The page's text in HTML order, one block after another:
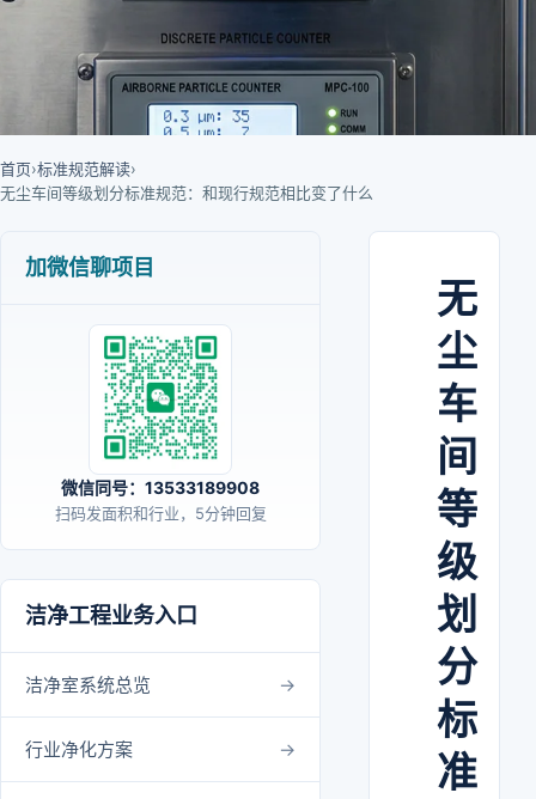
首页›标准规范解读›
无尘车间等级划分标准规范：和现行规范相比变了什么
加微信聊项目
微信同号：13533189908
扫码发面积和行业，5分钟回复
洁净工程业务入口
洁净室系统总览
行业净化方案
无
尘
车
间
等
级
划
分
标
准